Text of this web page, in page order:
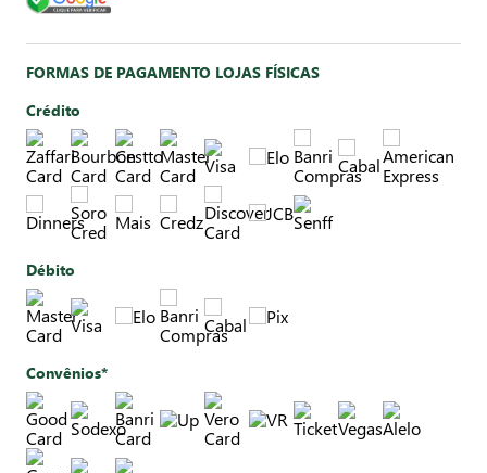
FORMAS DE PAGAMENTO LOJAS FÍSICAS
Crédito
Débito
Convênios*